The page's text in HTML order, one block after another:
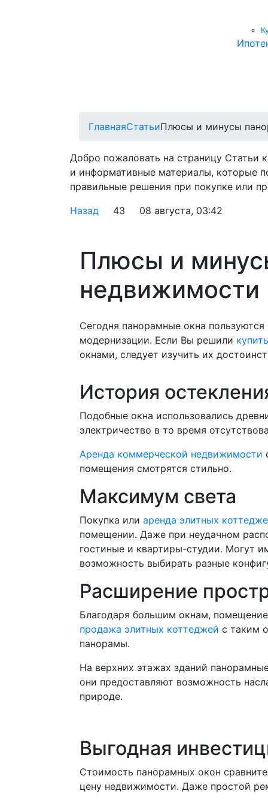
ГлавнаяСтатьиПлюсы и минусы
Добро пожаловать на страницу
и информативные материалы, которые
правильные решения при покупке или
Назад
43 08 августа, 03:42
Плюсы и
недвижимости
Сегодня панорамные окна
модернизации. Если Вы решили
окнами, следует изучить их
История
Подобные окна использовались
электричество в то время
Аренда коммерческой недвижимости
помещения смотрятся стильно.
Максимум света
Покупка или аренда элитных
помещении. Даже при неудачном
гостиные и квартиры-студии. Могут
возможность выбирать разные
Расширение
Благодаря большим окнам,
продажа элитных коттеджей с таким
панорамы.
На верхних этажах зданий
они предоставляют возможность
природе.
Выгодная
Стоимость панорамных окон
цену недвижимости. Даже простой